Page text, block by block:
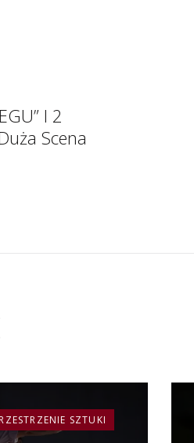
I 2
Scena
SZTUKI